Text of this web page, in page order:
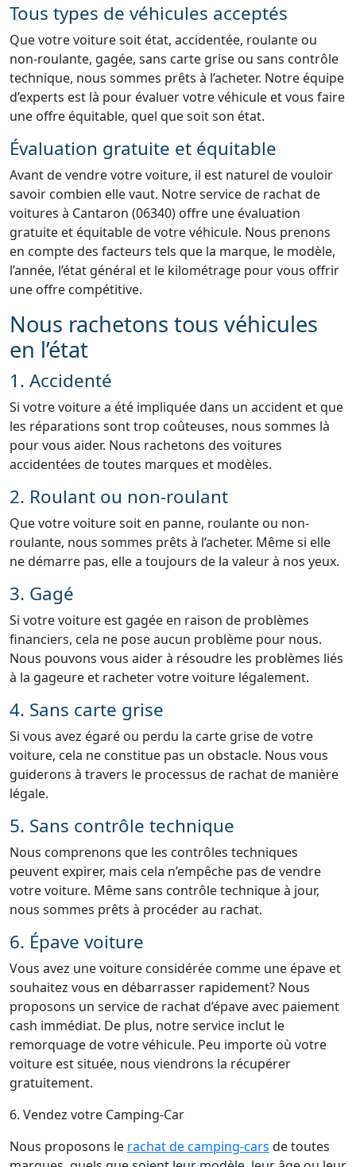
Tous types de véhicules acceptés
Que votre voiture soit état, accidentée, roulante ou
non-roulante, gagée, sans carte grise ou sans contrôle
technique, nous sommes prêts à l’acheter. Notre équipe
d’experts est là pour évaluer votre véhicule et vous faire
une offre équitable, quel que soit son état.
Évaluation gratuite et équitable
Avant de vendre votre voiture, il est naturel de vouloir
savoir combien elle vaut. Notre service de rachat de
voitures à Cantaron (06340) offre une évaluation
gratuite et équitable de votre véhicule. Nous prenons
en compte des facteurs tels que la marque, le modèle,
l’année, l’état général et le kilométrage pour vous offrir
une offre compétitive.
Nous rachetons tous véhicules
en l’état
1. Accidenté
Si votre voiture a été impliquée dans un accident et que
les réparations sont trop coûteuses, nous sommes là
pour vous aider. Nous rachetons des voitures
accidentées de toutes marques et modèles.
2. Roulant ou non-roulant
Que votre voiture soit en panne, roulante ou non-
roulante, nous sommes prêts à l’acheter. Même si elle
ne démarre pas, elle a toujours de la valeur à nos yeux.
3. Gagé
Si votre voiture est gagée en raison de problèmes
financiers, cela ne pose aucun problème pour nous.
Nous pouvons vous aider à résoudre les problèmes liés
à la gageure et racheter votre voiture légalement.
4. Sans carte grise
Si vous avez égaré ou perdu la carte grise de votre
voiture, cela ne constitue pas un obstacle. Nous vous
guiderons à travers le processus de rachat de manière
légale.
5. Sans contrôle technique
Nous comprenons que les contrôles techniques
peuvent expirer, mais cela n’empêche pas de vendre
votre voiture. Même sans contrôle technique à jour,
nous sommes prêts à procéder au rachat.
6. Épave voiture
Vous avez une voiture considérée comme une épave et
souhaitez vous en débarrasser rapidement? Nous
proposons un service de rachat d’épave avec paiement
cash immédiat. De plus, notre service inclut le
remorquage de votre véhicule. Peu importe où votre
voiture est située, nous viendrons la récupérer
gratuitement.
6. Vendez votre Camping-Car
Nous proposons le rachat de camping-cars de toutes